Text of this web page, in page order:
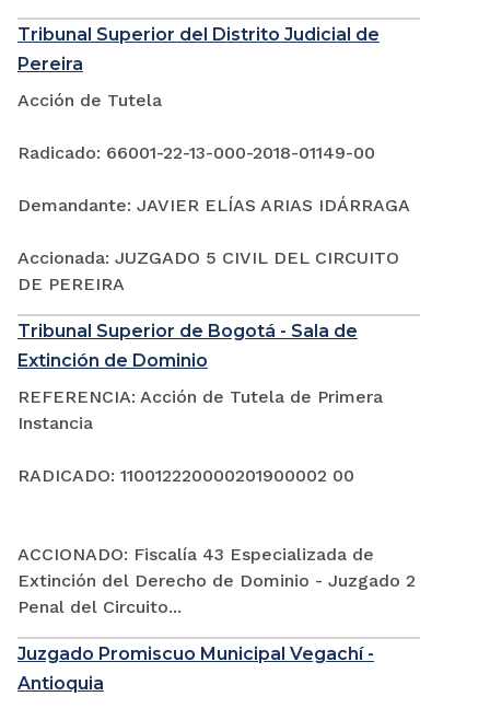
Tribunal Superior del Distrito Judicial de
Pereira
Acción de Tutela
Radicado: 66001-22-13-000-2018-01149-00
Demandante: JAVIER ELÍAS ARIAS IDÁRRAGA
Accionada: JUZGADO 5 CIVIL DEL CIRCUITO
DE PEREIRA
Tribunal Superior de Bogotá - Sala de
Extinción de Dominio
REFERENCIA: Acción de Tutela de Primera
Instancia
RADICADO: 110012220000201900002 00
ACCIONADO: Fiscalía 43 Especializada de
Extinción del Derecho de Dominio - Juzgado 2
Penal del Circuito...
Juzgado Promiscuo Municipal Vegachí -
Antioquia